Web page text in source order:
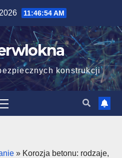
11:46:55 AM
konstrukcji
» Korozja betonu: rodzaje,